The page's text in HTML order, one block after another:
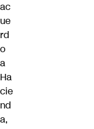
ac
ue
rd
o
a
Ha
cie
nd
a,